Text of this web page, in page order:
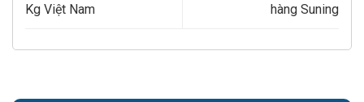
Kg Việt Nam
hàng Suning